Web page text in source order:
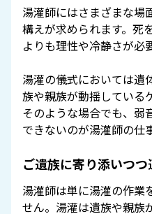
湯灌師にはさまざまな場
構えが求められます。死
よりも理性や冷静さが必
湯灌の儀式においては遺
族や親族が動揺している
そのような場合でも、弱
できないのが湯灌師の仕
ご遺族に寄り添いつ
湯灌師は単に湯灌の作業
せん。湯灌は遺族や親族